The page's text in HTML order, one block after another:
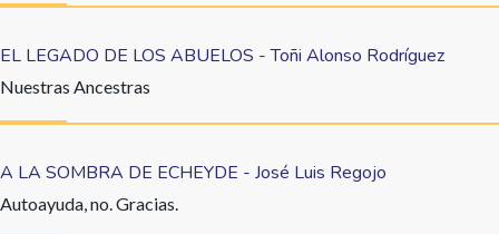
EL LEGADO DE LOS ABUELOS - Toñi Alonso Rodríguez
Nuestras Ancestras
A LA SOMBRA DE ECHEYDE - José Luis Regojo
Autoayuda, no. Gracias.